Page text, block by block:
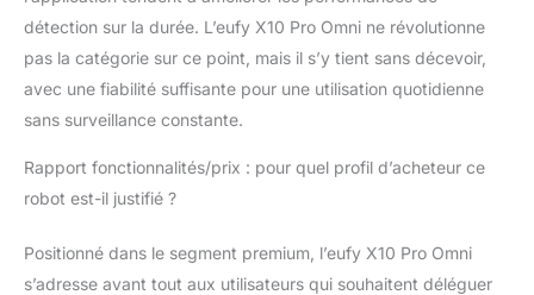
détection sur la durée. L’eufy X10 Pro Omni ne révolutionne
pas la catégorie sur ce point, mais il s’y tient sans décevoir,
avec une fiabilité suffisante pour une utilisation quotidienne
sans surveillance constante.
Rapport fonctionnalités/prix : pour quel profil d’acheteur ce
robot est-il justifié ?
Positionné dans le segment premium, l’eufy X10 Pro Omni
s’adresse avant tout aux utilisateurs qui souhaitent déléguer